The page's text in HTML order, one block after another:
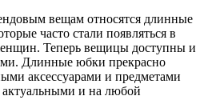
вещам относятся длинные
часто стали появляться в
Теперь вещицы доступны и
Длинные юбки прекрасно
аксессуарами и предметами
и на любой